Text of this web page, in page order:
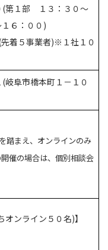
(第１部 １３：３０～
６：００)
着５事業者)※１社１０
岐阜市橋本町１－１０
踏まえ、オンラインのみ
催の場合は、個別相談会
ンライン５０名)】